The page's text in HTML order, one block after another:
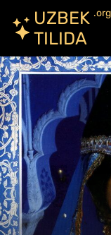
UZBEK
TILIDA
.org